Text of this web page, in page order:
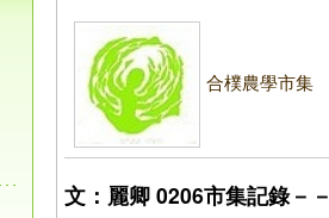
合樸農學市集
文：麗卿 0206市集記錄－